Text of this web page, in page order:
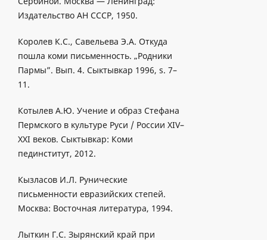
Издательство АН СССР, 1950.
Королев К.С., Савельева Э.А. Откуда
пошла коми письменность. „Родники
Пармы”. Bып. 4. Сыктывкар 1996, s. 7–
11.
Котылев А.Ю. Учение и образ Стефана
Пермского в культуре Руси / России XIV–
XXI веков. Сыктывкар: Коми
пединститут, 2012.
Кызлacoв И.Л. Руничecкиe
письмeннocти еврaзийcкиx cтeпeй.
Mocквa: Восточная литература, 1994.
Лыткин Г.С. Зырянский край при